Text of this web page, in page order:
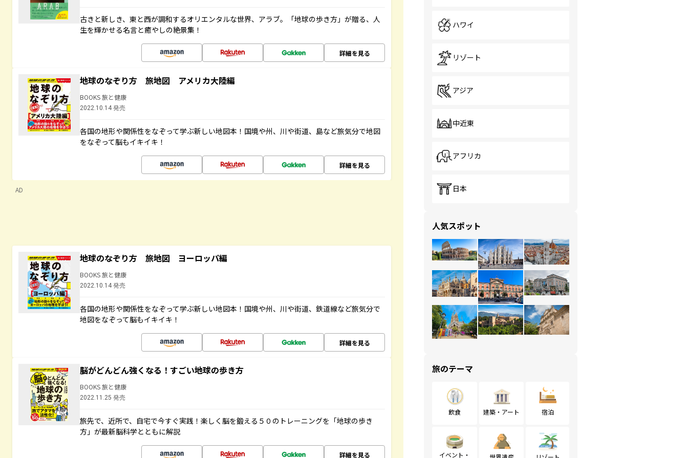
古きと新しき、東と西が調和するオリエンタルな世界、アラブ。「地球の歩き方」が贈る、人
生を輝かせる名言と癒やしの絶景集！
詳細を見る
地球のなぞり方 旅地図 アメリカ大陸編
BOOKS 旅と健康
2022.10.14 発売
各国の地形や関係性をなぞって学ぶ新しい地図本！国境や州、川や街道、島など旅気分で地図
をなぞって脳もイキイキ！
詳細を見る
AD
地球のなぞり方 旅地図 ヨーロッパ編
BOOKS 旅と健康
2022.10.14 発売
各国の地形や関係性をなぞって学ぶ新しい地図本！国境や州、川や街道、鉄道線など旅気分で
地図をなぞって脳もイキイキ！
詳細を見る
脳がどんどん強くなる！すごい地球の歩き方
BOOKS 旅と健康
2022.11.25 発売
旅先で、近所で、自宅で今すぐ実践！楽しく脳を鍛える５０のトレーニングを「地球の歩き
方」が最新脳科学とともに解説
詳細を見る
ハワイ
リゾート
アジア
中近東
アフリカ
日本
人気スポット
旅のテーマ
飲食 建築・アート 宿泊
イベント・